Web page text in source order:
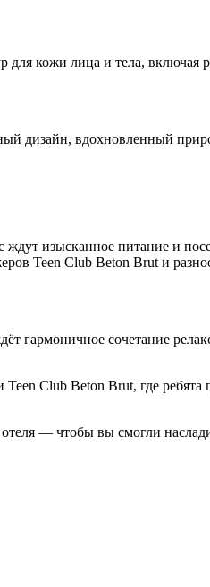
кожи лица и тела, включая
дизайн, вдохновленный
изысканное питание и
Teen Club Beton Brut и
гармоничное сочетание
Club Beton Brut, где ребята
— чтобы вы смогли